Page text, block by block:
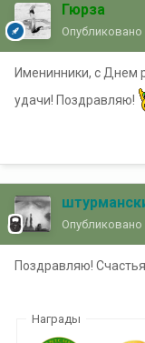
Гюрза
Опубликовано
Именинники, с Днем
удачи! Поздравляю!
Опубликовано
Поздравляю!
Награды